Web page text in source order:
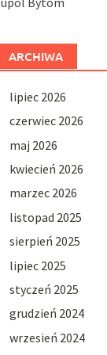
ARCHIWA
lipiec 2026
czerwiec 2026
maj 2026
kwiecień 2026
marzec 2026
listopad 2025
sierpień 2025
lipiec 2025
styczeń 2025
grudzień 2024
wrzesień 2024